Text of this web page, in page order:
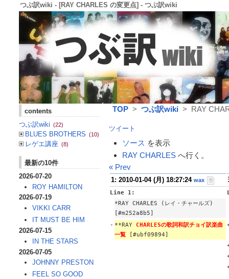
つぶ訳wiki - [RAY CHARLES の変更点] - つぶ訳wiki
TOP > つぶ訳wiki > RAY
ツイート
ソース を表示
RAY CHARLESへ行く。
« Prev
1: 2010-01-04 (月) 18:27:24 wax
Line 1:
*RAY CHARLES (レイ・チャールズ)
[#m252a8b5]
- **RAY CHARLESの歌詞和訳チョイ訳楽曲
一覧
[#ubf09894]
contents
つぶ訳wiki (22)
BLUES BROTHERS (10)
レゲエ講座 (8)
最新の10件
2026-07-20
ROY HAMILTON
2026-07-19
VIKKI CARR
IT MUST BE HIM
2026-07-15
IN THE STARS
2026-07-05
JOHNNY PRESTON
FEEL SO GOOD